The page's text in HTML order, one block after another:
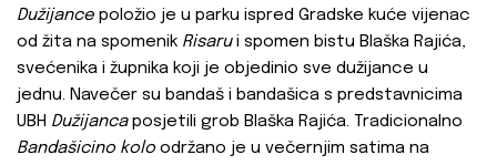
Dužijance položio je u parku ispred Gradske kuće vijenac
od žita na spomenik Risarui spomen bistu Blaška Rajića,
svećenika i župnika koji je objedinio sve dužijance u
jednu. Navečer su bandaš i bandašica s predstavnicima
UBH Dužijancaposjetili grob Blaška Rajića. Tradicionalno
Bandašicino kolo održano je u večernjim satima na